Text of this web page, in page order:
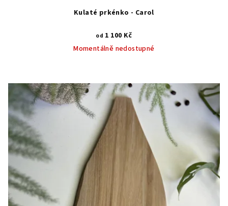
Kulaté prkénko - Carol
od 1 100 Kč
Momentálně nedostupné